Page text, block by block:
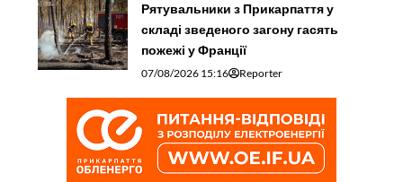
Рятувальники з Прикарпаття у
складі зведеного загону гасять
пожежі у Франції
07/08/2026 15:16 Reporter